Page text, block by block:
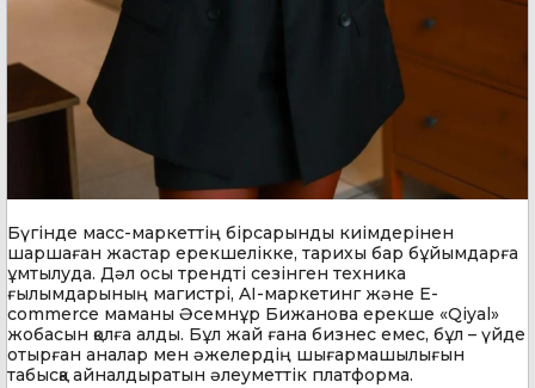
Бүгінде масс-маркеттің бірсарынды киімдерінен
шаршаған жастар ерекшелікке, тарихы бар бұйымдарға
ұмтылуда. Дәл осы трендті сезінген техника
ғылымдарының магистрі, AI-маркетинг және E-
commerce маманы Әсемнұр Бижанова ерекше «Qiyal»
жобасын қолға алды. Бұл жай ғана бизнес емес, бұл – үйде
отырған аналар мен әжелердің шығармашылығын
табысқа айналдыратын әлеуметтік платформа.